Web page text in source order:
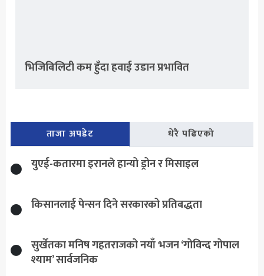
भिजिबिलिटी कम हुँदा हवाई उडान प्रभावित
ताजा अपडेट धेरै पढिएको
युएई-कतारमा इरानले हान्यो ड्रोन र मिसाइल
किसानलाई पेन्सन दिने सरकारको प्रतिबद्धता
सुर्खेतका मनिष गहतराजको नयाँ भजन ‘गोविन्द गोपाल
श्याम’ सार्वजनिक